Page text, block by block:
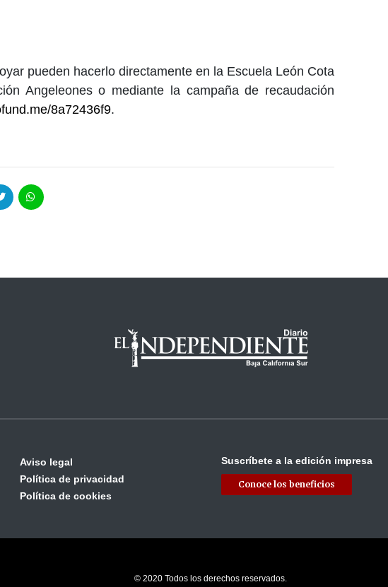
pueden hacerlo directamente en la Escuela León Cota
Angeleones o mediante la campaña de recaudación
8a72436f9.
Aviso legal
Política de privacidad
Política de cookies
Suscríbete a la edición impresa
Conoce los beneficios
© 2020 Todos los derechos reservados.